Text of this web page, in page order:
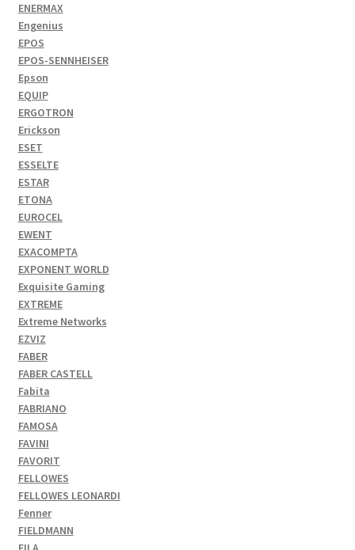
ENERMAX
Engenius
EPOS
EPOS-SENNHEISER
Epson
EQUIP
ERGOTRON
Erickson
ESET
ESSELTE
ESTAR
ETONA
EUROCEL
EWENT
EXACOMPTA
EXPONENT WORLD
Exquisite Gaming
EXTREME
Extreme Networks
EZVIZ
FABER
FABER CASTELL
Fabita
FABRIANO
FAMOSA
FAVINI
FAVORIT
FELLOWES
FELLOWES LEONARDI
Fenner
FIELDMANN